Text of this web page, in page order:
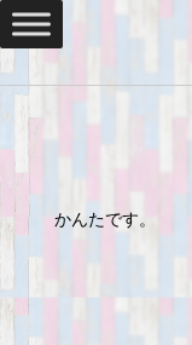
かんたです。